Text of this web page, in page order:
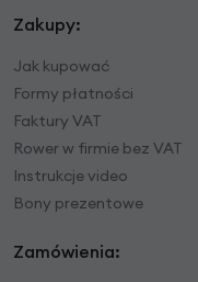
Zakupy:
Jak kupować
Formy płatności
Faktury VAT
Rower w firmie bez VAT
Instrukcje video
Bony prezentowe
Zamówienia: